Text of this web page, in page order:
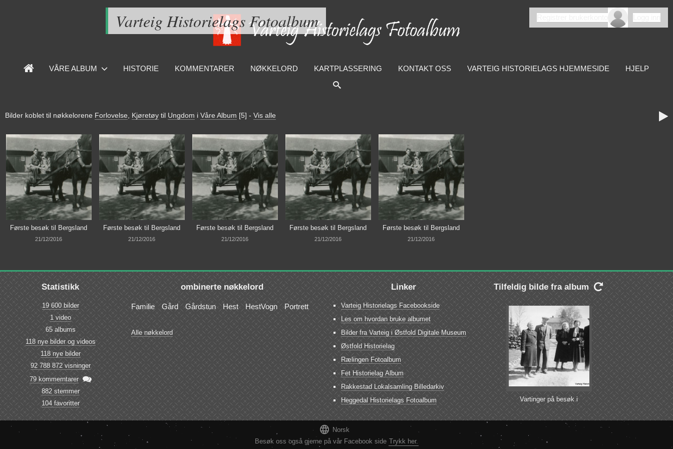
Varteig Historielags Fotoalbum
VÅRE ALBUM HISTORIE KOMMENTARER NØKKELORD KARTPLASSERING KONTAKT OSS VARTEIG HISTORIELAGS HJEMMESIDE HJELP
Bilder koblet til nøkkelorene Forlovelse Kjøretøy til Ungdom i Våre Album [5] - Vis alle 
Første besøk til Bergsland
21/12/2016
Første besøk til Bergsland
21/12/2016
Første besøk til Bergsland
21/12/2016
Første besøk til Bergsland
21/12/2016
Første besøk til Bergsland
21/12/2016
Statistikk
19 600 bilder
1 video
65 albums
118 nye bilder og videos
118 nye bilder
92 788 872 visninger
79 kommerntarer 
882 stemmer
104 favoritter
ombinerte nøkkelord
Familie Gård Gårdstun Hest HestVogn Portrett
Alle nøkkelord
Linker
Varteig Historielags Facebookside
Les om hvordan bruke albumet
Bilder fra Varteig i Østfold Digitale Museum
Østfold Historielag
Rælingen Fotoalbum
Fet Historielag Album
Rakkestad Lokalsamling Billedarkiv
Heggedal Historielags Fotoalbum
Tilfeldig bilde fra album 
Vartinger på besøk i
Rødenes
 Norsk
Besøk oss også gjerne på vår Facebook side Trykk her.